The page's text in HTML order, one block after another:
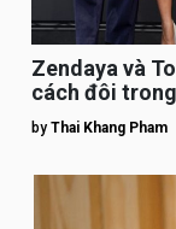
Zendaya và
cách đôi
by Thai Khang Pham